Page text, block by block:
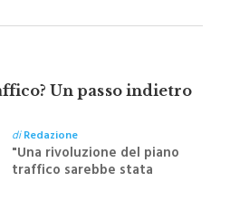
Sapienza all'indomani della
Un passo indietro
diRedazione
"Una rivoluzione del piano